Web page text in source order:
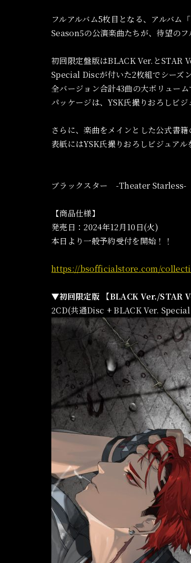
フルアルバム5枚目となる、アルバム
Season5の公演楽曲たちが、待望のフ
初回限定盤版はBLACK Ver.とSTAR
Special Discが付いた2枚組でシーズ
全バージョン合計43曲の大ボリューム
パッケージは、YSK氏撮りおろしビ
さらに、楽曲をメインとした公式書
表紙にはYSK氏撮りおろしビジュア
ブラックスター -Theater Starless-
【商品仕様】
発売日：2024年12月10日(火)
本日より一般予約受付を開始！！
https://bsofficialstore.com/
▼初回限定版 【BLACK Ver./STAR
2CD(共通Disc + BLACK Ver.